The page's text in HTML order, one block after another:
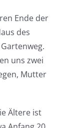
Ende der
des
uns zwei
Mutter
Ältere ist